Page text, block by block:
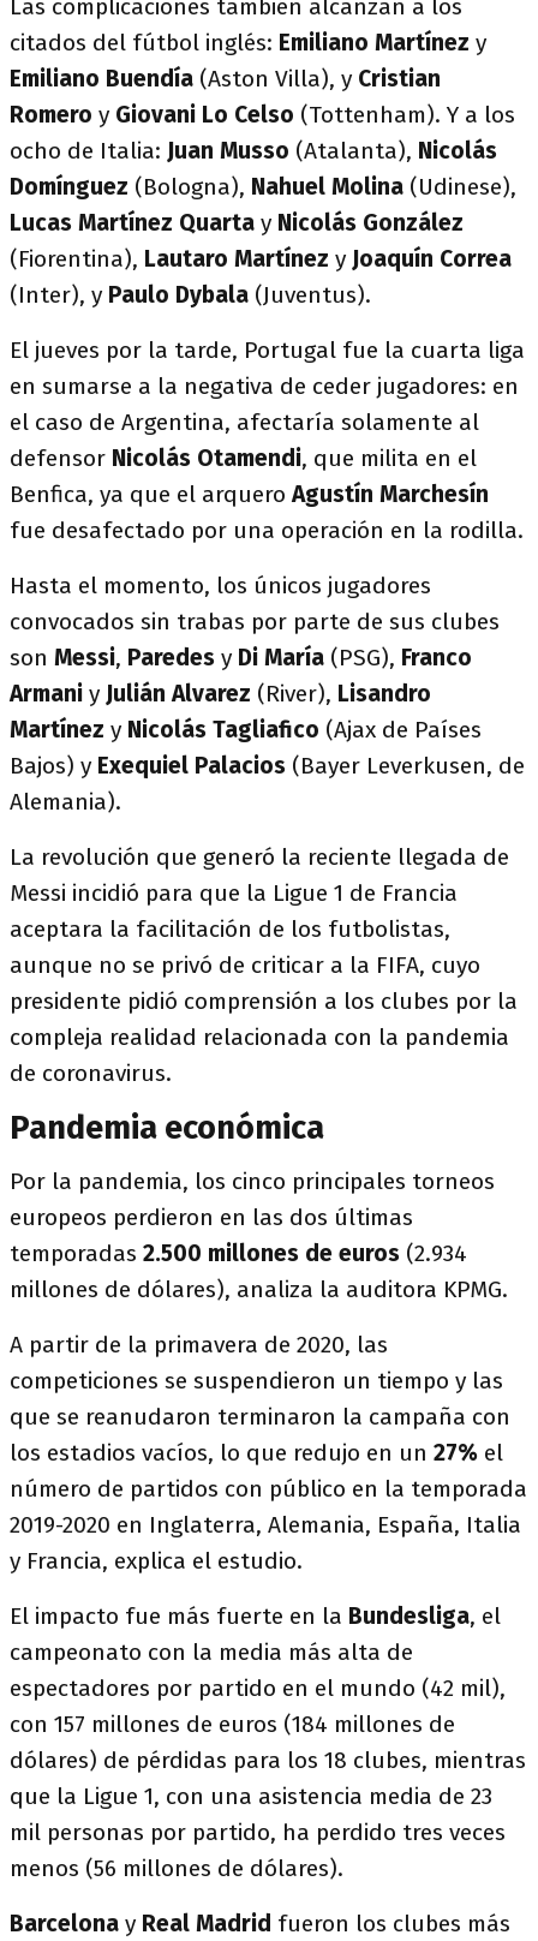
Las complicaciones también alcanzan a los
citados del fútbol inglés: Emiliano Martínez y
Emiliano Buendía (Aston Villa), y Cristian
Romero y Giovani Lo Celso (Tottenham). Y a los
ocho de Italia: Juan Musso (Atalanta), Nicolás
Domínguez (Bologna), Nahuel Molina (Udinese),
Lucas Martínez Quarta y Nicolás González
(Fiorentina), Lautaro Martínez y Joaquín Correa
(Inter), y Paulo Dybala (Juventus).
El jueves por la tarde, Portugal fue la cuarta liga
en sumarse a la negativa de ceder jugadores: en
el caso de Argentina, afectaría solamente al
defensor Nicolás Otamendi, que milita en el
Benfica, ya que el arqueroAgustín Marchesín
fue desafectado por una operación en la rodilla.
Hasta el momento, los únicos jugadores
convocados sin trabas por parte de sus clubes
son Messi, Paredes y Di María (PSG), Franco
Armani y Julián Alvarez (River), Lisandro
Martínez y Nicolás Tagliafico (Ajax de Países
Bajos) y Exequiel Palacios (Bayer Leverkusen, de
Alemania).
La revolución que generó la reciente llegada de
Messi incidió para que la Ligue 1 de Francia
aceptara la facilitación de los futbolistas,
aunque no se privó de criticar a la FIFA, cuyo
presidente pidió comprensión a los clubes por la
compleja realidad relacionada con la pandemia
de coronavirus.
Pandemia económica
Por la pandemia, los cinco principales torneos
europeos perdieron en las dos últimas
temporadas 2.500 millones de euros (2.934
millones de dólares), analiza la auditora KPMG.
A partir de la primavera de 2020, las
competiciones se suspendieron un tiempo y las
que se reanudaron terminaron la campaña con
los estadios vacíos, lo que redujo en un 27% el
número de partidos con público en la temporada
2019-2020 en Inglaterra, Alemania, España, Italia
y Francia, explica el estudio.
El impacto fue más fuerte en la Bundesliga, el
campeonato con la media más alta de
espectadores por partido en el mundo (42 mil),
con 157 millones de euros (184 millones de
dólares) de pérdidas para los 18 clubes, mientras
que la Ligue 1, con una asistencia media de 23
mil personas por partido, ha perdido tres veces
menos (56 millones de dólares).
Barcelona y Real Madrid fueron los clubes más